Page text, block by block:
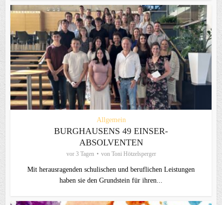
Allgemein
BURGHAUSENS 49 EINSER-
ABSOLVENTEN
vor 3 Tagen von Toni Hötzelsperger
Mit herausragenden schulischen und beruflichen Leistungen
haben sie den Grundstein für ihren...